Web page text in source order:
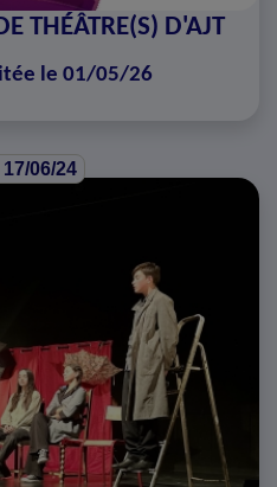
THÉÂTRE(S) D'AJT
le 01/05/26
17/06/24